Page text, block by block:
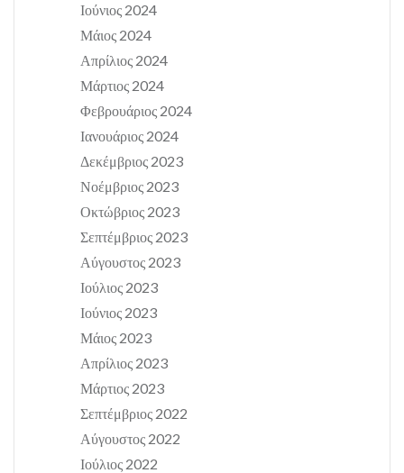
Ιούνιος 2024
Μάιος 2024
Απρίλιος 2024
Μάρτιος 2024
Φεβρουάριος 2024
Ιανουάριος 2024
Δεκέμβριος 2023
Νοέμβριος 2023
Οκτώβριος 2023
Σεπτέμβριος 2023
Αύγουστος 2023
Ιούλιος 2023
Ιούνιος 2023
Μάιος 2023
Απρίλιος 2023
Μάρτιος 2023
Σεπτέμβριος 2022
Αύγουστος 2022
Ιούλιος 2022